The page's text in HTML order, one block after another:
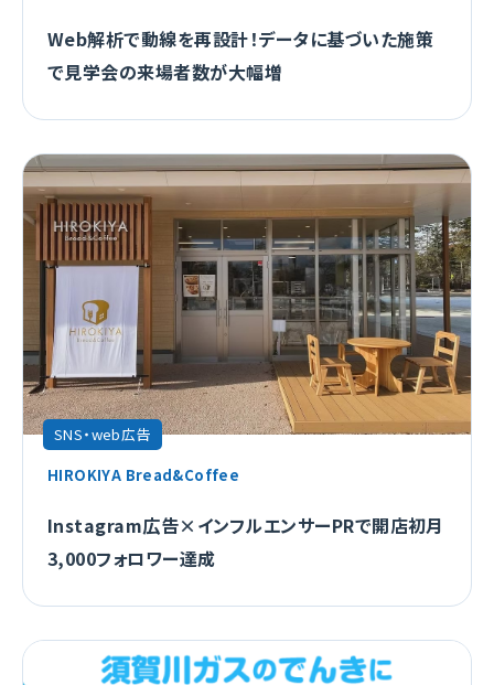
Web解析で動線を再設計！データに基づいた施策
で見学会の来場者数が大幅増
SNS・web広告
HIROKIYA Bread&Coffee
Instagram広告×インフルエンサーPRで開店初月
3,000フォロワー達成